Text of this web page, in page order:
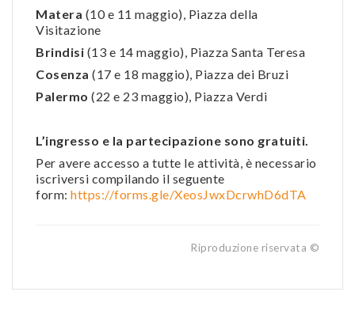
Matera (10 e 11 maggio), Piazza della
Visitazione
Brindisi (13 e 14 maggio), Piazza Santa Teresa
Cosenza (17 e 18 maggio), Piazza dei Bruzi
Palermo (22 e 23 maggio), Piazza Verdi
L’ingresso e la partecipazione sono gratuiti.
Per avere accesso a tutte le attività, è necessario
iscriversi compilando il seguente
form: https://forms.gle/XeosJwxDcrwhD6dTA
Riproduzione riservata ©